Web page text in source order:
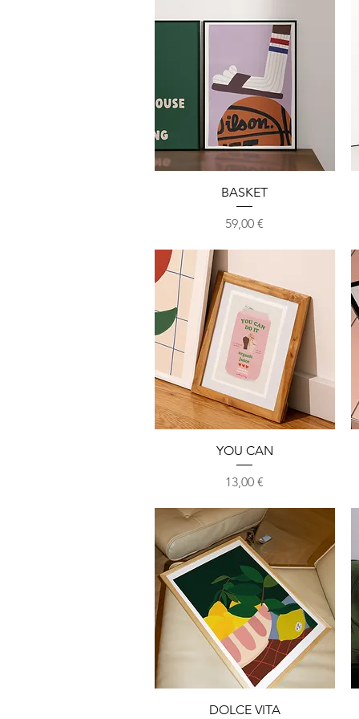
Aperçu rapide
BASKET
Prix
59,00 €
Aperçu rapide
YOU CAN
Prix
13,00 €
Aperçu rapide
DOLCE VITA